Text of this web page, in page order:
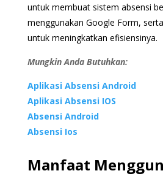
untuk membuat sistem absensi
menggunakan Google Form,
untuk meningkatkan efisiensinya.
Mungkin Anda Butuhkan:
Aplikasi Absensi Android
Aplikasi Absensi IOS
Absensi Android
Absensi Ios
Manfaat